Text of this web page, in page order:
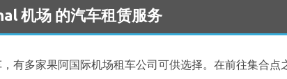
机场 的汽车租赁服务
有多家果阿国际机场租车公司可供选择。在前往集合点